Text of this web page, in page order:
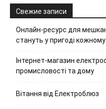
Свежие записи
Онлайн-ресурс для
стануть у пригоді кожному
Інтернет-магазин
промисловості та дому
Вітання від Електроблюз